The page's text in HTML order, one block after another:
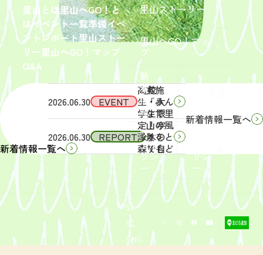
里山とは里山へGO！と
はイベント一覧準備イベ
ントレポート里山ストー
リー里山へGO！マップ
Q&A
里山ストーリー
里山へGO！マッ
プ
新
着
情
報
サイ
トポ
リシ
ー
リシ
ー
公
式
SNS
新着情報一覧へ
2026.06.30 EVENT
（土）
開催
「【東
京ポイ
ント対
象】中
学生・
高校
生・大
学生限
定！宇
津木の
森で自
然体
験！」
募集を
開始し
まし
2026.06.30 REPORT
2026年
6月13
（土）
実施
「みん
なで里
山の風
景をと
りもど
そ
う！」
活動レ
ポート
を掲載
しまし
た。
新着情報一覧へ